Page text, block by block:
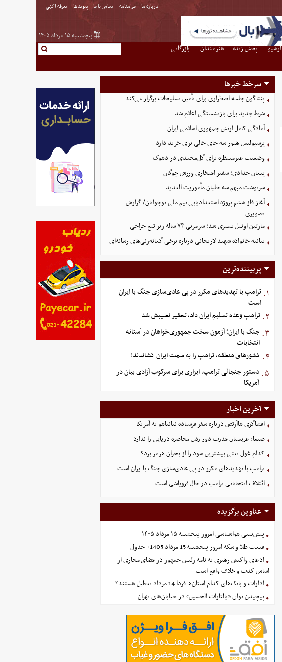
درباره ما مرامنامه تماس با ما پیوندها تعرفه اگهی
پنجشنبه ۱۵ مرداد ۱۴۰۵
آرشیو پخش زنده هنرمندان
بازرگانی
سرخط خبرها
پنتاگون جلسه اضطراری برای تأمین تسلیحات برگزار می‌کند
شرط جدید برای بازنشستگی اعلام شد
آمادگی کامل ارتش جمهوری اسلامی ایران
پرسپولیس هنوز سه جای خالی برای خرید دارد
وضعیت غیرمنتظره برای گل‌محمدی در دهوک
پیمان حدادی؛ سفیر افتخاری ورزش چوگان
سرنوشت مبهم سه خلبان مأموریت العدید
آغاز فاز ششم پروژه استعدادیابی تیم ملی نوجوانان/ گزارش
تصویری
مارتین اونیل بستری شد؛ سرمربی ۷۴ ساله زیر تیغ جراحی
بیانیه خانواده شهید لاریجانی درباره برخی گمانه‌زنی‌های رسانه‌ای
پربیننده‌ترین
۱. ترامپ با تهدیدهای مکرر در پی عادی‌سازی جنگ با ایران
است
۲. ترامپ وعده تسلیم ایران داد، تحقیر نصیبش شد
۳. جنگ با ایران؛ آزمون سخت جمهوری‌خواهان در آستانه
انتخابات
۴. کشورهای منطقه، ترامپ را به سمت ایران کشاندند!
۵. دستور جنجالی ترامپ، ابزاری برای سرکوب آزادی بیان در
آمریکا
آخرین اخبار
افشاگری هاآرتص درباره سفر فرستاده نتانیاهو به آمریکا
صنعا: عربستان قدرت دور زدن محاصره دریایی را ندارد
کدام غول نفتی بیشترین سود را از بحران هرمز برد؟
ترامپ با تهدیدهای مکرر در پی عادی‌سازی جنگ با ایران است
ائتلاف انتخاباتی ترامپ در حال فروپاشی است
عناوین برگزیده
پیش‌بینی هواشناسی امروز پنجشنبه ۱۵ مرداد ۱۴۰۵
قیمت طلا و سکه امروز پنجشنبه 15 مرداد 1405+ جدول
ادعای واکنش رهبری به نامه رئیس جمهور در فضای مجازی از
اساس کذب و خلاف واقع است
ادارات و بانک‌های کدام استان‌ها فردا 14 مرداد تعطیل هستند؟
پیچیدن نوای «یالثارات الحسین» در خیابان‌های تهران